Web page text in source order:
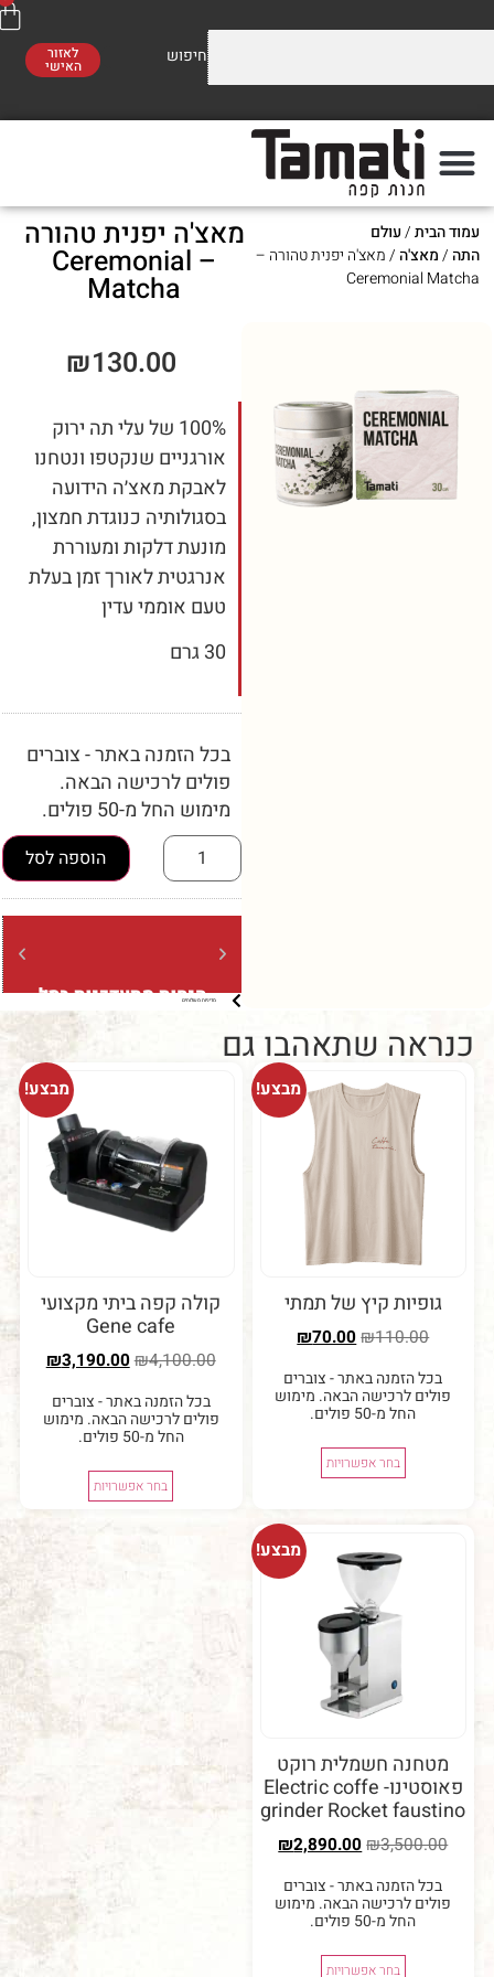
לראות! ברכישה מעל 300 ₪
/עולם
/ מאצ'ה יפנית טהורה –
מאצ'ה יפנית טהורה
– Ceremonial
Matcha
₪130.00
100% של עלי תה ירוק
אורגניים שנקטפו ונטחנו
לאבקת מאצ׳ה הידועה
בסגולותיה כנוגדת חמצון,
מונעת דלקות ומעוררת
אנרגטית לאורך זמן בעלת
טעם אוממי עדין
בכל הזמנה באתר - צוברים
פולים לרכישה הבאה.
מימוש החל מ-50 פולים.
הוספה לסל
הנחות מתעדכנות בסל
ברכישה מעל 5 קילו (בשקיות של ברכישה
שתאהבו גם
מבצע!
קיץ של תמתי
₪70.00
הזמנה באתר - צוברים
לרכישה הבאה. מימוש
בחר אפשרויות
קולה קפה ביתי מקצועי
Gene cafe
₪
₪3,190.00
בכל הזמנה באתר - צוברים
פולים לרכישה הבאה. מימוש
בחר אפשרויות
מבצע!
חשמלית רוקט
פאוסטינו- Electric coffe
grinder Rocket
₪
₪2,890.00
הזמנה באתר - צוברים
לרכישה הבאה. מימוש
בחר אפשרויות